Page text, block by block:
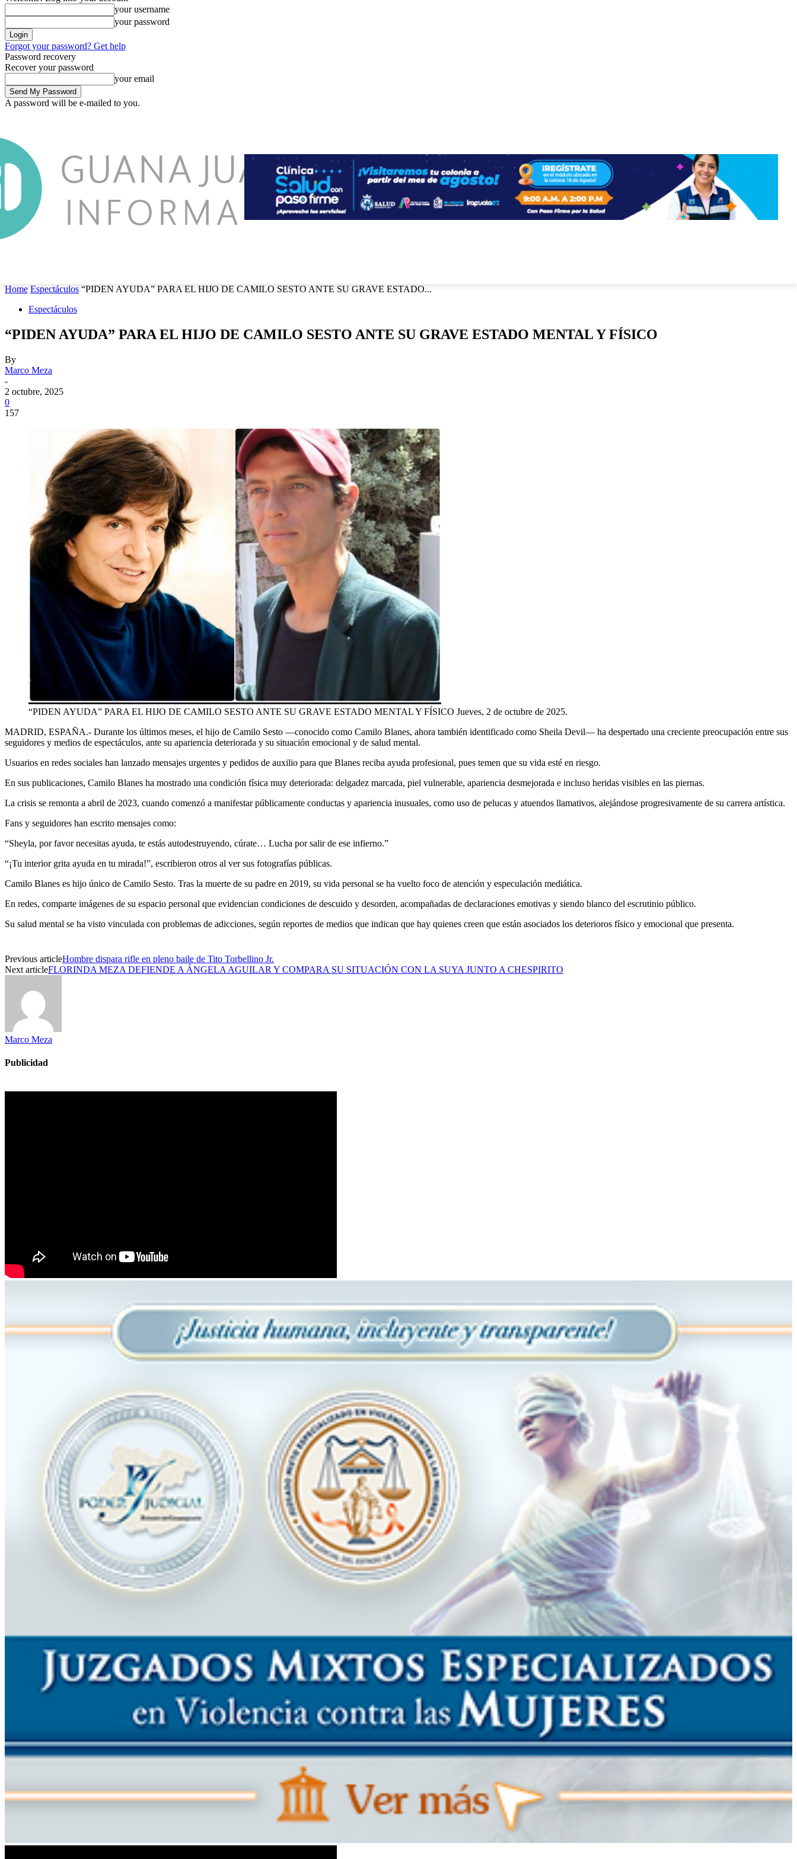
your username
your password
Forgot your password? Get help
Password recovery
Recover your password
your email
A password will be e-mailed to you.
Home Espectáculos “PIDEN AYUDA” PARA EL HIJO DE CAMILO SESTO ANTE SU GRAVE ESTADO...
Espectáculos
“PIDEN AYUDA” PARA EL HIJO DE CAMILO SESTO ANTE SU GRAVE ESTADO MENTAL Y FÍSICO
By
Marco Meza
-
2 octubre, 2025
0
157
“PIDEN AYUDA” PARA EL HIJO DE CAMILO SESTO ANTE SU GRAVE ESTADO MENTAL Y FÍSICO Jueves, 2 de octubre de 2025.
MADRID, ESPAÑA.- Durante los últimos meses, el hijo de Camilo Sesto —conocido como Camilo Blanes, ahora también identificado como Sheila Devil— ha despertado una creciente preocupación entre sus
seguidores y medios de espectáculos, ante su apariencia deteriorada y su situación emocional y de salud mental.
Usuarios en redes sociales han lanzado mensajes urgentes y pedidos de auxilio para que Blanes reciba ayuda profesional, pues temen que su vida esté en riesgo.
En sus publicaciones, Camilo Blanes ha mostrado una condición física muy deteriorada: delgadez marcada, piel vulnerable, apariencia desmejorada e incluso heridas visibles en las piernas.
La crisis se remonta a abril de 2023, cuando comenzó a manifestar públicamente conductas y apariencia inusuales, como uso de pelucas y atuendos llamativos, alejándose progresivamente de su carrera artística.
Fans y seguidores han escrito mensajes como:
“Sheyla, por favor necesitas ayuda, te estás autodestruyendo, cúrate… Lucha por salir de ese infierno.”
“¡Tu interior grita ayuda en tu mirada!”, escribieron otros al ver sus fotografías públicas.
Camilo Blanes es hijo único de Camilo Sesto. Tras la muerte de su padre en 2019, su vida personal se ha vuelto foco de atención y especulación mediática.
En redes, comparte imágenes de su espacio personal que evidencian condiciones de descuido y desorden, acompañadas de declaraciones emotivas y siendo blanco del escrutinio público.
Su salud mental se ha visto vinculada con problemas de adicciones, según reportes de medios que indican que hay quienes creen que están asociados los deterioros físico y emocional que presenta.
Previous articleHombre dispara rifle en pleno baile de Tito Torbellino Jr.
Next articleFLORINDA MEZA DEFIENDE A ÁNGELA AGUILAR Y COMPARA SU SITUACIÓN CON LA SUYA JUNTO A CHESPIRITO
Marco Meza
Publicidad